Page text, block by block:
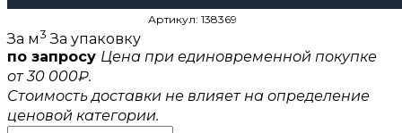
Артикул: 138369
За м3 За упаковку
по запросу Цена при единовременной покупке
от 30 000₽.
Стоимость доставки не влияет на определение
ценовой категории.